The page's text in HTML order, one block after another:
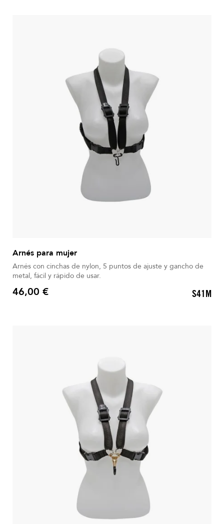
Arnés para mujer
Arnés con cinchas de nylon, 5 puntos de ajuste y gancho de
metal, fácil y rápido de usar.
Precio
46,00 € S41M